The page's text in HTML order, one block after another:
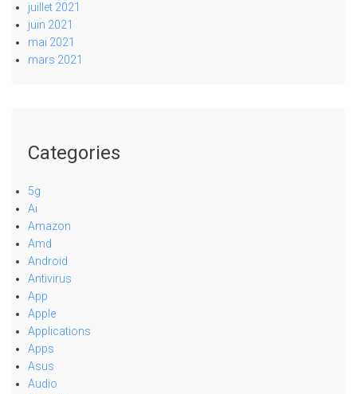
juillet 2021
juin 2021
mai 2021
mars 2021
Categories
5g
Ai
Amazon
Amd
Android
Antivirus
App
Apple
Applications
Apps
Asus
Audio